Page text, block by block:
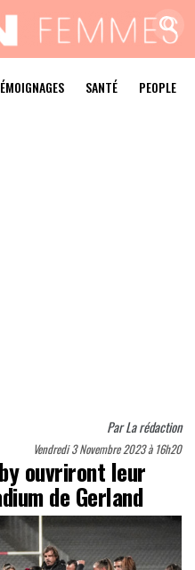
SANTÉ PEOPLE
ParLa rédaction
Vendredi 3 Novembre 2023 à 16h20
ouvriront leur
de Gerland